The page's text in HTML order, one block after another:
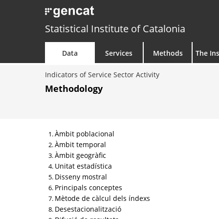
Statistical Institute of Catalonia
Data Services Methods The
Indicators of Service Sector Activity
Methodology
Àmbit poblacional
Àmbit temporal
Àmbit geogràfic
Unitat estadística
Disseny mostral
Principals conceptes
Mètode de càlcul dels índexs
Desestacionalització